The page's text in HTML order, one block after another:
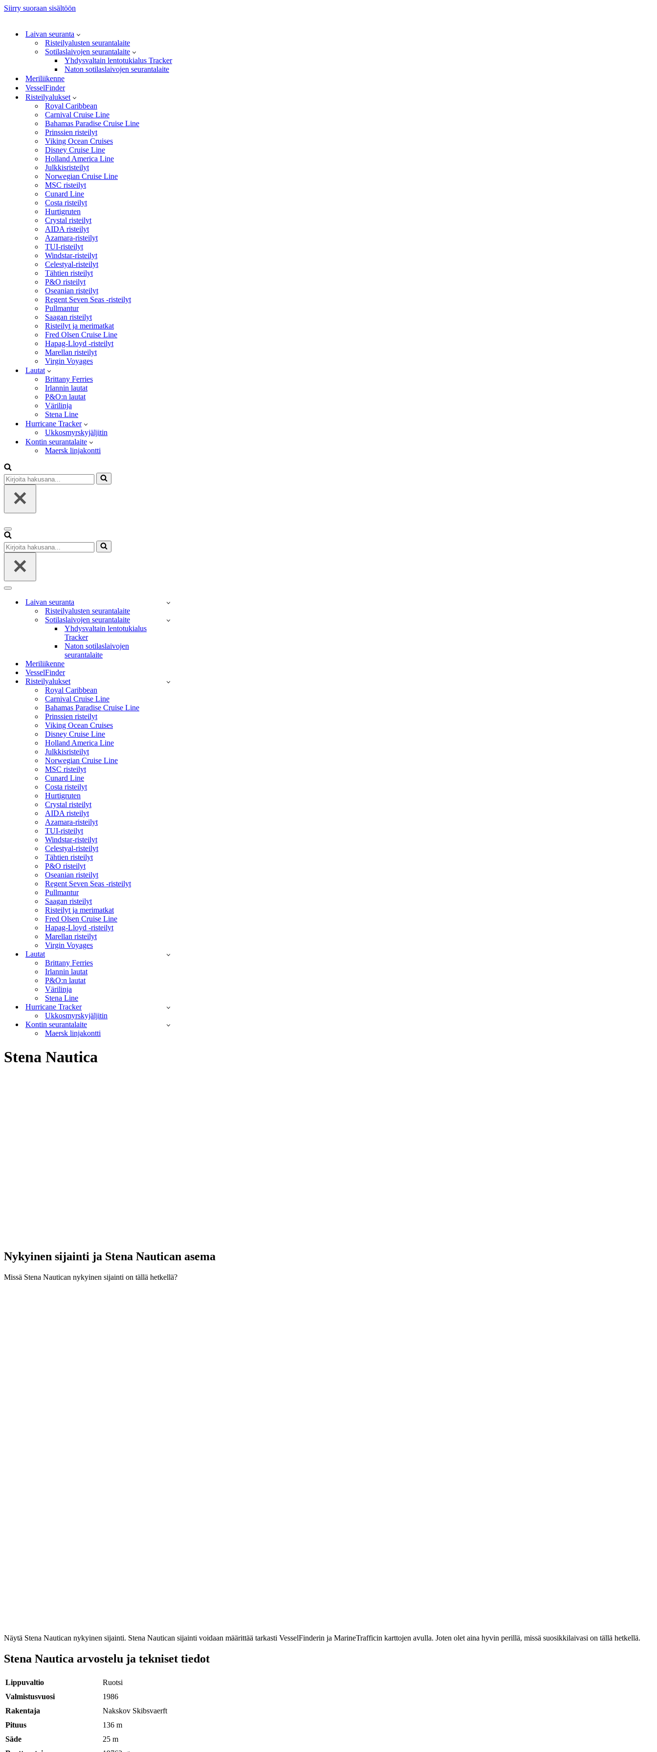
Siirry suoraan sisältöön
Laivan seuranta
Risteilyalusten seurantalaite
Sotilaslaivojen seurantalaite
Yhdysvaltain lentotukialus Tracker
Naton sotilaslaivojen seurantalaite
Meriliikenne
VesselFinder
Risteilyalukset
Royal Caribbean
Carnival Cruise Line
Bahamas Paradise Cruise Line
Prinssien risteilyt
Viking Ocean Cruises
Disney Cruise Line
Holland America Line
Julkkisristeilyt
Norwegian Cruise Line
MSC risteilyt
Cunard Line
Costa risteilyt
Hurtigruten
Crystal risteilyt
AIDA risteilyt
Azamara-risteilyt
TUI-risteilyt
Windstar-risteilyt
Celestyal-risteilyt
Tähtien risteilyt
P&O risteilyt
Oseanian risteilyt
Regent Seven Seas -risteilyt
Pullmantur
Saagan risteilyt
Risteilyt ja merimatkat
Fred Olsen Cruise Line
Hapag-Lloyd -risteilyt
Marellan risteilyt
Virgin Voyages
Lautat
Brittany Ferries
Irlannin lautat
P&O:n lautat
Värilinja
Stena Line
Hurricane Tracker
Ukkosmyrskyjäljitin
Kontin seurantalaite
Maersk linjakontti
Kirjoita
hakusana...
Valikko
Kirjoita
hakusana...
Valikko
Laivan seuranta
Risteilyalusten seurantalaite
Sotilaslaivojen seurantalaite
Yhdysvaltain lentotukialus
Tracker
Naton sotilaslaivojen
seurantalaite
Meriliikenne
VesselFinder
Risteilyalukset
Royal Caribbean
Carnival Cruise Line
Bahamas Paradise Cruise Line
Prinssien risteilyt
Viking Ocean Cruises
Disney Cruise Line
Holland America Line
Julkkisristeilyt
Norwegian Cruise Line
MSC risteilyt
Cunard Line
Costa risteilyt
Hurtigruten
Crystal risteilyt
AIDA risteilyt
Azamara-risteilyt
TUI-risteilyt
Windstar-risteilyt
Celestyal-risteilyt
Tähtien risteilyt
P&O risteilyt
Oseanian risteilyt
Regent Seven Seas -risteilyt
Pullmantur
Saagan risteilyt
Risteilyt ja merimatkat
Fred Olsen Cruise Line
Hapag-Lloyd -risteilyt
Marellan risteilyt
Virgin Voyages
Lautat
Brittany Ferries
Irlannin lautat
P&O:n lautat
Värilinja
Stena Line
Hurricane Tracker
Ukkosmyrskyjäljitin
Kontin seurantalaite
Maersk linjakontti
Stena Nautica
Nykyinen sijainti ja Stena Nautican asema
Missä Stena Nautican nykyinen sijainti on tällä hetkellä?
Näytä Stena Nautican nykyinen sijainti. Stena Nautican sijainti voidaan määrittää tarkasti VesselFinderin ja MarineTrafficin karttojen avulla. Joten olet aina hyvin perillä, missä suosikkilaivasi on tällä hetkellä.
Stena Nautica arvostelu ja tekniset tiedot
Lippuvaltio
Ruotsi
Valmistusvuosi
1986
Rakentaja
Nakskov Skibsvaerft
Pituus
136 m
Säde
25 m